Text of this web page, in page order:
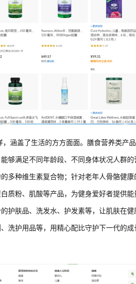
，涵盖了生活的方方面面。膳食营养类产
够满足不同年龄段、不同身体状况人群
多种维生素复合物；针对老年人骨骼健康
质粉、肌酸等产品，为健身爱好者提供能
护肤品、洗发水、护发素等，让肌肤在
洗护用品等，用精心配比守护下一代的